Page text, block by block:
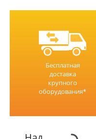
Бесплатная
доставка
крупного
оборудования*